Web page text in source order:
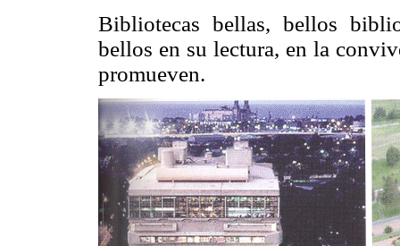
Bibliotecas bellas, bellos
bellos en su lectura, en la
promueven.